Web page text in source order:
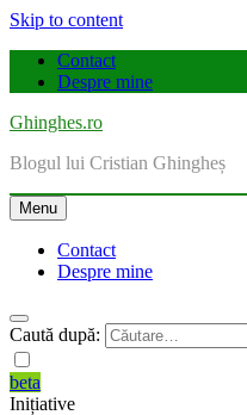
Skip to content
Contact
Despre mine
Ghinghes.ro
Blogul lui Cristian Ghingheș
Menu
Contact
Despre mine
Caută după:
beta
Inițiative